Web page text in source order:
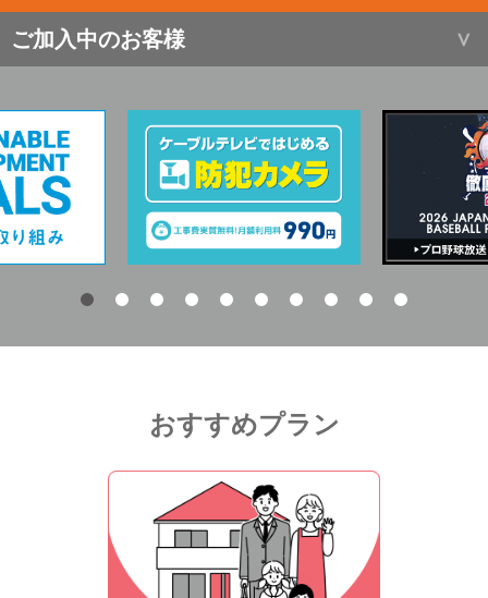
ご加入中のお客様
おすすめプラン